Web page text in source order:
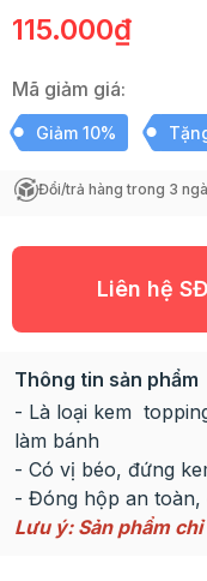
115.000₫
Mã giảm giá:
Giảm 10%
Đổi/trả hàng trong 3
Liên hệ
Thông tin sản phẩm
- Là loại kem
làm bánh
- Có vị béo, đứng
- Đóng hộp an toàn,
Lưu ý: Sản phẩm